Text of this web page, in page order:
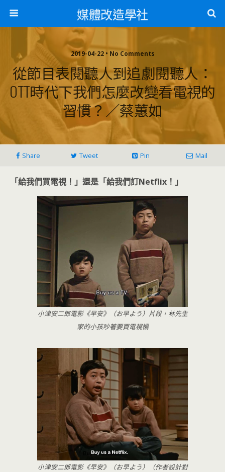
媒體改造學社
2019-04-22 • No Comments
從節目表閱聽人到追劇閱聽人：
OTT時代下我們怎麼改變看電視的
習慣？／蔡蕙如
Share Tweet Pin Mail
「給我們買電視！」還是「給我們訂Netflix ！」
小津安二郎電影《早安》（お早よう）片段，林先生
家的小孩吵著要買電視機
小津安二郎電影《早安》（お早よう）（作者設計對